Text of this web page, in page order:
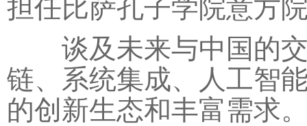
担任比萨孔子学院意方
谈及未来与中国的交
链、系统集成、人工智
的创新生态和丰富需求